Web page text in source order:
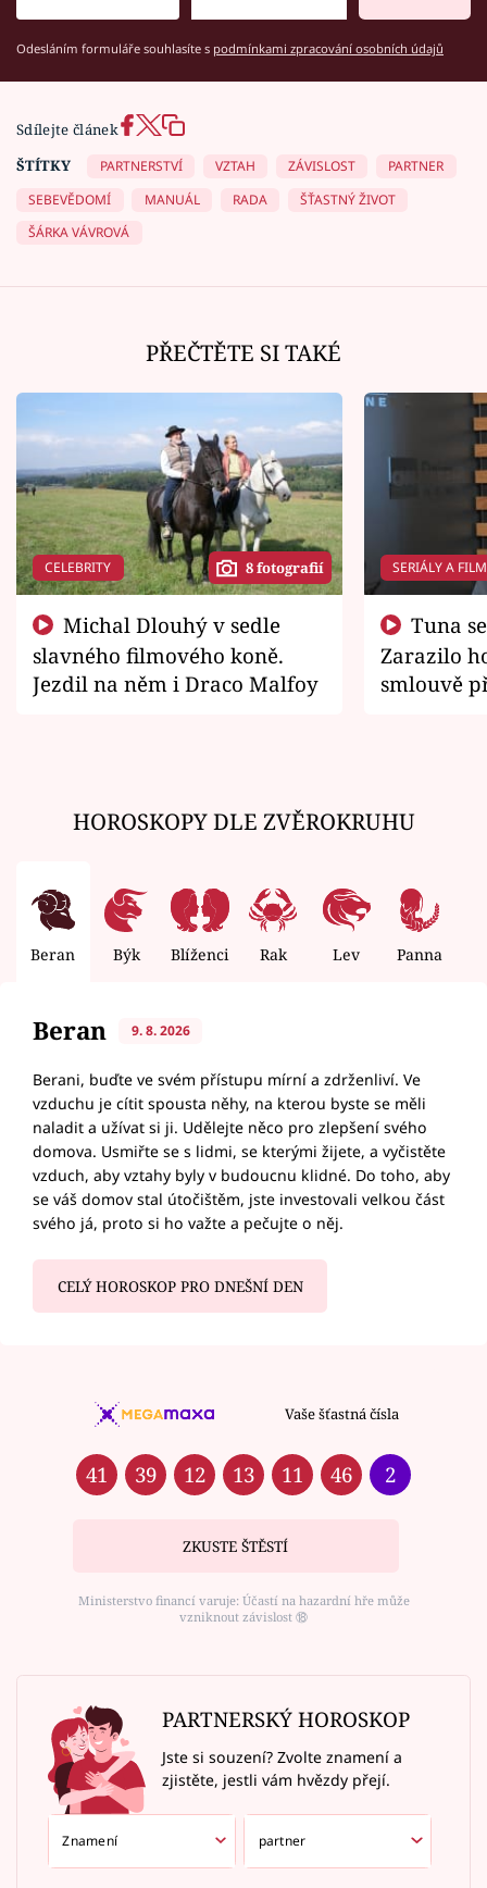
Odesláním formuláře souhlasíte s podmínkami zpracování osobních údajů
Sdílejte článek
ŠTÍTKY
PARTNERSTVÍ VZTAH ZÁVISLOST
PARTNER
SEBEVĚDOMÍ
MANUÁL RADA
ŠŤASTNÝ ŽIVOT
ŠÁRKA VÁVROVÁ
PŘEČTĚTE SI TAKÉ
CELEBRITY 8 fotografií
slavného filmového koně.
Jezdil na něm i Draco Malfoy
SERIÁLY A
Zarazilo
smlouvě
HOROSKOPY DLE ZVĚROKRUHU
Beran Býk Blíženci Rak Lev Panna
Beran 9. 8. 2026
Berani, buďte ve svém přístupu mírní a zdrženliví. Ve
vzduchu je cítit spousta něhy, na kterou byste se měli
naladit a užívat si ji. Udělejte něco pro zlepšení svého
domova. Usmiřte se s lidmi, se kterými žijete, a vyčistěte
vzduch, aby vztahy byly v budoucnu klidné. Do toho, aby
se váš domov stal útočištěm, jste investovali velkou část
svého já, proto si ho važte a pečujte o něj.
CELÝ HOROSKOP PRO DNEŠNÍ DEN
Vaše šťastná čísla
41 39 12 13 11 46 2
ZKUSTE ŠTĚSTÍ
Ministerstvo financí varuje: Účastí na hazardní hře může
vzniknout závislost ⑱
PARTNERSKÝ HOROSKOP
Jste si souzení? Zvolte znamení a
zjistěte, jestli vám hvězdy přejí.